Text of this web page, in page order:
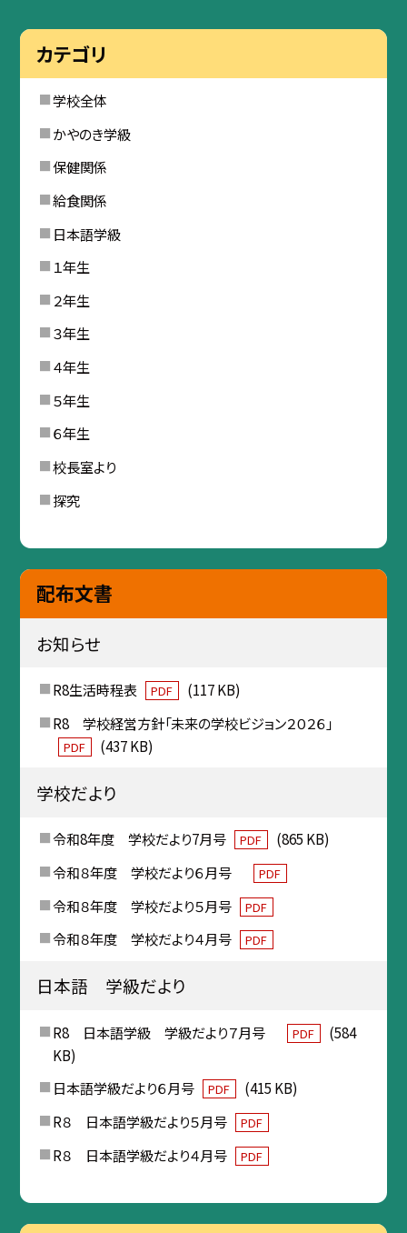
カテゴリ
学校全体
かやのき学級
保健関係
給食関係
日本語学級
１年生
２年生
３年生
４年生
５年生
６年生
校長室より
探究
配布文書
お知らせ
R8生活時程表 PDF
(117 KB)
R8 学校経営方針「未来の学校ビジョン２０２６」
PDF (437 KB)
学校だより
令和8年度 学校だより7月号 PDF
(865 KB)
令和８年度 学校だより６月号
PDF
令和８年度 学校だより５月号 PDF
令和８年度 学校だより４月号 PDF
日本語 学級だより
R8 日本語学級 学級だより７月号 PDF
(584
KB)
日本語学級だより６月号
PDF
(415 KB)
R８ 日本語学級だより５月号
PDF
R８ 日本語学級だより４月号 PDF